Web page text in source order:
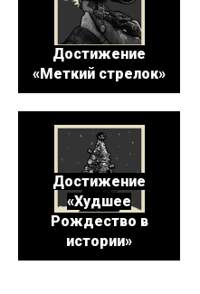
Достижение
«Меткий стрелок»
Достижение
«Худшее
Рождество в
истории»